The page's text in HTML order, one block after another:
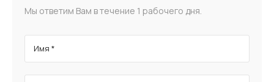
Мы ответим Вам в течение 1 рабочего дня.
Имя *